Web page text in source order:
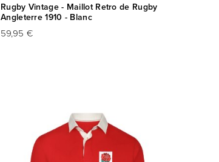
Rugby Vintage - Maillot Retro de Rugby
Angleterre 1910 - Blanc
59,95 €